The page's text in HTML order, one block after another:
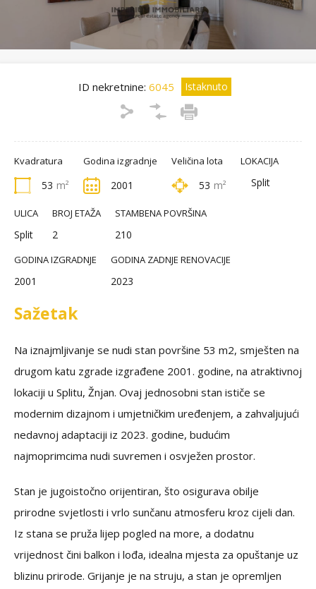
ID nekretnine: 6045 Istaknuto
Kvadratura
53 m²
Godina izgradnje
2001
Veličina lota
53 m²
LOKACIJA
Split
ULICA
Split
BROJ ETAŽA
2
STAMBENA POVRŠINA
210
GODINA IZGRADNJE
2001
GODINA ZADNJE RENOVACIJE
2023
Sažetak
Na iznajmljivanje se nudi stan površine 53 m2, smješten na
drugom katu zgrade izgrađene 2001. godine, na atraktivnoj
lokaciji u Splitu, Žnjan. Ovaj jednosobni stan ističe se
modernim dizajnom i umjetničkim uređenjem, a zahvaljujući
nedavnoj adaptaciji iz 2023. godine, budućim
najmoprimcima nudi suvremen i osvježen prostor.
Stan je jugoistočno orijentiran, što osigurava obilje
prirodne svjetlosti i vrlo sunčanu atmosferu kroz cijeli dan.
Iz stana se pruža lijep pogled na more, a dodatnu
vrijednost čini balkon i lođa, idealna mjesta za opuštanje uz
blizinu prirode. Grijanje je na struju, a stan je opremljen